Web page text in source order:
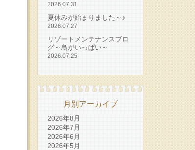
2026.07.31
夏休みが始まりました～♪
2026.07.27
リゾートメンテナンスブロ
グ～鳥がいっぱい～
2026.07.25
月別アーカイブ
2026年8月
2026年7月
2026年6月
2026年5月